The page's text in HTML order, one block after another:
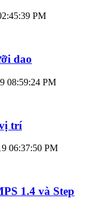
PM
dao
08:59:24 PM
trí
06:37:50 PM
1.4 và Step